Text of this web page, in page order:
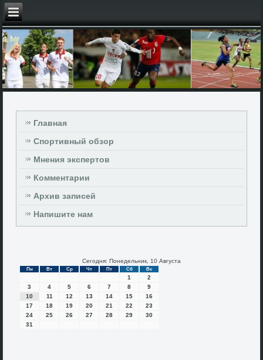
Главная
Спортивный обзор
Мнения экспертов
Комментарии
Архив записей
Напишите нам
Сегодня: Понедельник, 10 Августа
Пн Вт Ср Чт Пт Сб Вс
1
2
3
4 5 6 7 8
9
10
11 12 13 14 15
16
17
18 19 20 21 22
23
24
25 26 27 28 29
30
31